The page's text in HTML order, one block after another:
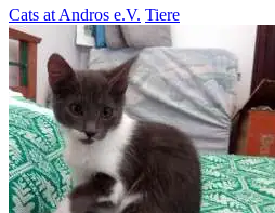
Cats at Andros e.V. Tiere